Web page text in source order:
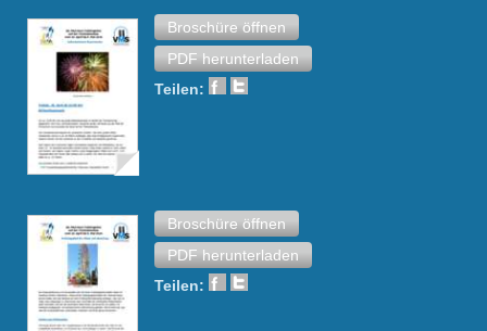
Broschüre öffnen
PDF herunterladen
Teilen:
Broschüre öffnen
PDF herunterladen
Teilen: